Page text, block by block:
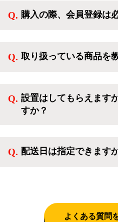
購入の際、会員登録は
方、登録しなくてもカー
取り扱っている商品を
活を応援するような家電
電、調理家電、生活家電
設置はしてもらえます
すか？
神奈川・千葉)において自
配送日は指定できます
話にて日時決定に関する
よくある質問